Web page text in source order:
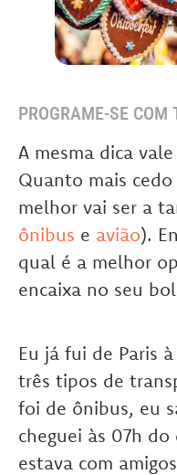
PROGRAME-SE
A mesma dica
Quanto mais
melhor vai ser a
ônibus e avião).
qual é a melhor
encaixa no seu
Eu já fui de Paris
três tipos de
foi de ônibus, eu
cheguei às 07h
estava com